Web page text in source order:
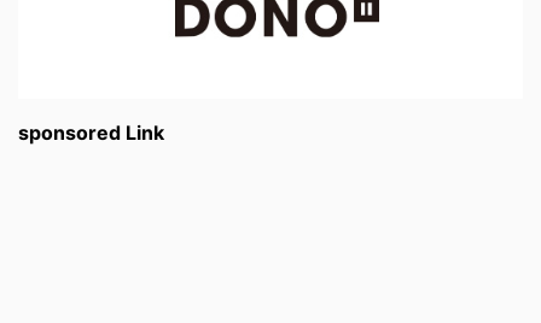
sponsored Link